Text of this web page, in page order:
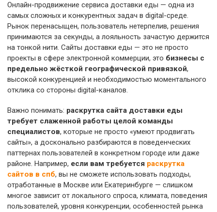
Онлайн-продвижение сервиса доставки еды — одна из
самых сложных и конкурентных задач в digital-среде.
Рынок перенасыщен, пользователь нетерпелив, решения
принимаются за секунды, а лояльность зачастую держится
на тонкой нити. Сайты доставки еды — это не просто
проекты в сфере электронной коммерции, это бизнесы с
предельно жёсткой географической привязкой,
высокой конкуренцией и необходимостью моментального
отклика со стороны digital-каналов.
Важно понимать: раскрутка сайта доставки еды
требует слаженной работы целой команды
специалистов, которые не просто «умеют продвигать
сайты», а досконально разбираются в поведенческих
паттернах пользователей в конкретном городе или даже
районе. Например, если вам требуется раскрутка
сайтов в спб, вы не сможете использовать подходы,
отработанные в Москве или Екатеринбурге — слишком
многое зависит от локального спроса, климата, поведения
пользователей, уровня конкуренции, особенностей рынка